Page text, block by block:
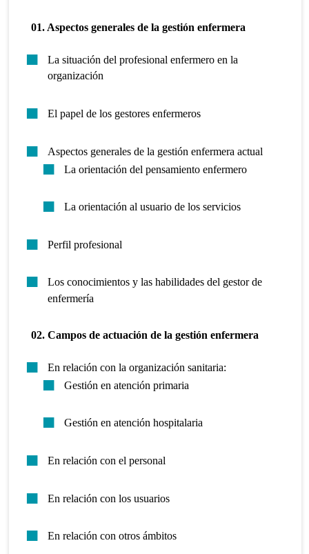
01. Aspectos generales de la gestión enfermera
La situación del profesional enfermero en la
organización
El papel de los gestores enfermeros
Aspectos generales de la gestión enfermera actual
La orientación del pensamiento enfermero
La orientación al usuario de los servicios
Perfil profesional
Los conocimientos y las habilidades del gestor de
enfermería
02. Campos de actuación de la gestión enfermera
En relación con la organización sanitaria:
Gestión en atención primaria
Gestión en atención hospitalaria
En relación con el personal
En relación con los usuarios
En relación con otros ámbitos